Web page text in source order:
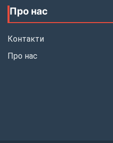
Про нас
Контакти
Про нас